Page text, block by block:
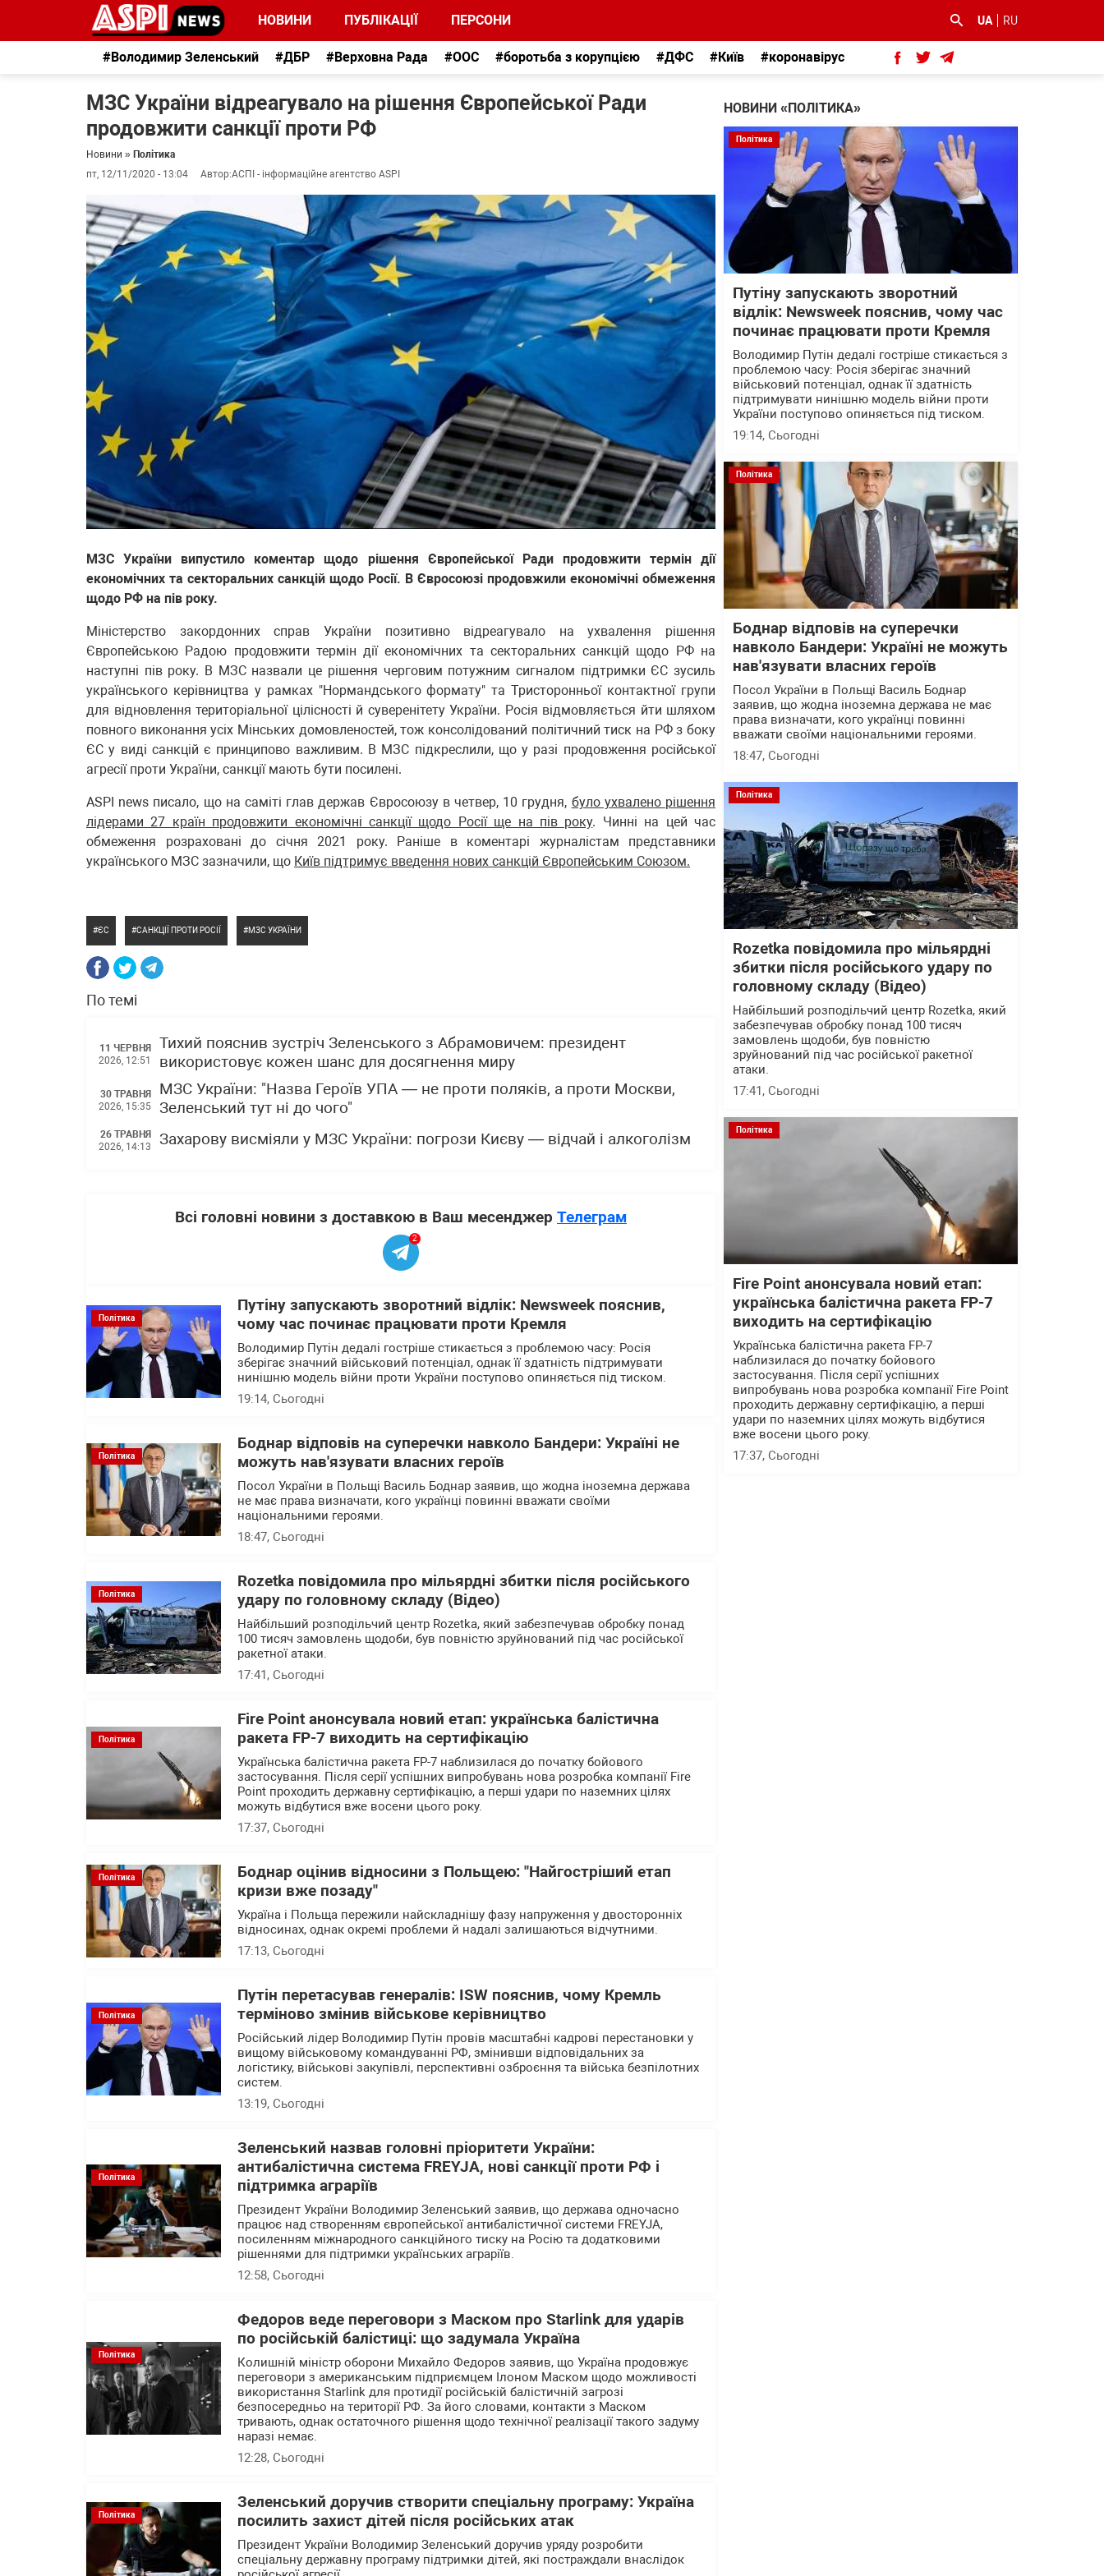
НОВИНИ ПУБЛІКАЦІЇ ПЕРСОНИ UA RU
#Володимир Зеленський #ДБР #Верховна Рада #ООС #боротьба з корупцією #ДФС #Київ #коронавірус
МЗС України відреагувало на рішення Європейської Ради
продовжити санкції проти РФ
Новини » Політика
пт, 12/11/2020 - 13:04
Автор:АСПІ - інформаційне агентство ASPI
МЗС України випустило коментар щодо рішення Європейської Ради продовжити термін дії
економічних та секторальних санкцій щодо Росії. В Євросоюзі продовжили економічні обмеження
щодо РФ на пів року.
Міністерство закордонних справ України позитивно відреагувало на ухвалення рішення
Європейською Радою продовжити термін дії економічних та секторальних санкцій щодо РФ на
наступні пів року. В МЗС назвали це рішення черговим потужним сигналом підтримки ЄС зусиль
українського керівництва у рамках "Нормандського формату" та Тристоронньої контактної групи
для відновлення територіальної цілісності й суверенітету України. Росія відмовляється йти шляхом
повного виконання усіх Мінських домовленостей, тож консолідований політичний тиск на РФ з боку
ЄС у виді санкцій є принципово важливим. В МЗС підкреслили, що у разі продовження російської
агресії проти України, санкції мають бути посилені.
ASPI news писало, що на саміті глав держав Євросоюзу в четвер, 10 грудня, було ухвалено рішення
лідерами 27 країн продовжити економічні санкції щодо Росії ще на пів року. Чинні на цей час
обмеження розраховані до січня 2021 року. Раніше в коментарі журналістам представники
українського МЗС зазначили, що Київ підтримує введення нових санкцій Європейським Союзом.
ЄС САНКЦІЇ ПРОТИ РОСІЇ МЗС УКРАЇНИ
По темі
11 ЧЕРВНЯ
2026, 12:51
Тихий пояснив зустріч Зеленського з Абрамовичем: президент
використовує кожен шанс для досягнення миру
30 ТРАВНЯ
2026, 15:35
МЗС України: "Назва Героїв УПА — не проти поляків, а проти Москви,
Зеленський тут ні до чого"
26 ТРАВНЯ
2026, 14:13
Захарову висміяли у МЗС України: погрози Києву — відчай і алкоголізм
Всі головні новини з доставкою в Ваш месенджер Телеграм
2
Політика
Путіну запускають зворотний відлік: Newsweek пояснив,
чому час починає працювати проти Кремля
Володимир Путін дедалі гостріше стикається з проблемою часу: Росія
зберігає значний військовий потенціал, однак її здатність підтримувати
нинішню модель війни проти України поступово опиняється під тиском.
19:14, Сьогодні
Політика
Боднар відповів на суперечки навколо Бандери: Україні не
можуть нав'язувати власних героїв
Посол України в Польщі Василь Боднар заявив, що жодна іноземна держава
не має права визначати, кого українці повинні вважати своїми
національними героями.
18:47, Сьогодні
Політика
Rozetka повідомила про мільярдні збитки після російського
удару по головному складу (Відео)
Найбільший розподільчий центр Rozetka, який забезпечував обробку понад
100 тисяч замовлень щодоби, був повністю зруйнований під час російської
ракетної атаки.
17:41, Сьогодні
Політика
Fire Point анонсувала новий етап: українська балістична
ракета FP-7 виходить на сертифікацію
Українська балістична ракета FP-7 наблизилася до початку бойового
застосування. Після серії успішних випробувань нова розробка компанії Fire
Point проходить державну сертифікацію, а перші удари по наземних цілях
можуть відбутися вже восени цього року.
17:37, Сьогодні
Політика
Боднар оцінив відносини з Польщею: "Найгостріший етап
кризи вже позаду"
Україна і Польща пережили найскладнішу фазу напруження у двосторонніх
відносинах, однак окремі проблеми й надалі залишаються відчутними.
17:13, Сьогодні
Політика
Путін перетасував генералів: ISW пояснив, чому Кремль
терміново змінив військове керівництво
Російський лідер Володимир Путін провів масштабні кадрові перестановки у
вищому військовому командуванні РФ, змінивши відповідальних за
логістику, військові закупівлі, перспективні озброєння та війська безпілотних
систем.
13:19, Сьогодні
Політика
Зеленський назвав головні пріоритети України:
антибалістична система FREYJA, нові санкції проти РФ і
підтримка аграріїв
Президент України Володимир Зеленський заявив, що держава одночасно
працює над створенням європейської антибалістичної системи FREYJA,
посиленням міжнародного санкційного тиску на Росію та додатковими
рішеннями для підтримки українських аграріїв.
12:58, Сьогодні
Політика
Федоров веде переговори з Маском про Starlink для ударів
по російській балістиці: що задумала Україна
Колишній міністр оборони Михайло Федоров заявив, що Україна продовжує
переговори з американським підприємцем Ілоном Маском щодо можливості
використання Starlink для протидії російській балістичній загрозі
безпосередньо на території РФ. За його словами, контакти з Маском
тривають, однак остаточного рішення щодо технічної реалізації такого задуму
наразі немає.
12:28, Сьогодні
Політика
Зеленський доручив створити спеціальну програму: Україна
посилить захист дітей після російських атак
Президент України Володимир Зеленський доручив уряду розробити
спеціальну державну програму підтримки дітей, які постраждали внаслідок
НОВИНИ «ПОЛІТИКА»
Політика
Путіну запускають зворотний
відлік: Newsweek пояснив, чому час
починає працювати проти Кремля
Володимир Путін дедалі гостріше стикається з
проблемою часу: Росія зберігає значний
військовий потенціал, однак її здатність
підтримувати нинішню модель війни проти
України поступово опиняється під тиском.
19:14, Сьогодні
Політика
Боднар відповів на суперечки
навколо Бандери: Україні не можуть
нав'язувати власних героїв
Посол України в Польщі Василь Боднар
заявив, що жодна іноземна держава не має
права визначати, кого українці повинні
вважати своїми національними героями.
18:47, Сьогодні
Політика
Rozetka повідомила про мільярдні
збитки після російського удару по
головному складу (Відео)
Найбільший розподільчий центр Rozetka, який
забезпечував обробку понад 100 тисяч
замовлень щодоби, був повністю
зруйнований під час російської ракетної
атаки.
17:41, Сьогодні
Політика
Fire Point анонсувала новий етап:
українська балістична ракета FP-7
виходить на сертифікацію
Українська балістична ракета FP-7
наблизилася до початку бойового
застосування. Після серії успішних
випробувань нова розробка компанії Fire Point
проходить державну сертифікацію, а перші
удари по наземних цілях можуть відбутися
вже восени цього року.
17:37, Сьогодні